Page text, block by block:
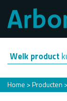
naar
de
inhoud
gaan
Welk product
Kruimelpad
Home Producten